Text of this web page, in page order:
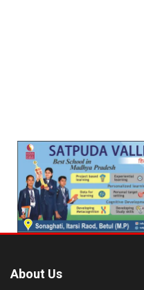
About Us